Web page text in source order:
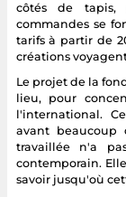
côtés de tapis,
commandes se
tarifs à partir de
créations
Le projet de la
lieu, pour
l'international.
avant beaucoup
travaillée n'a
contemporain.
savoir jusqu'où